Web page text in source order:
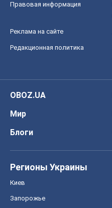
Правовая информация
Реклама на сайте
Редакционная политика
OBOZ.UA
Мир
Блоги
Регионы Украины
Киев
Запорожье